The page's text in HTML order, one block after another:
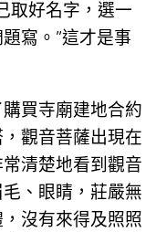
取好名字，選一
寫。”這才是事
買寺廟建地合約
觀音菩薩出現在
清楚地看到觀音
、眼睛，莊嚴無
沒有來得及照照